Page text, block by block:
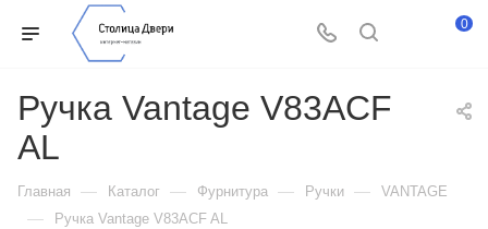
0
Ручка Vantage V83ACF
AL
Главная — Каталог — Фурнитура — Ручки — VANTAGE
— Ручка Vantage V83ACF AL